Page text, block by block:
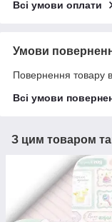
Всі умови оплати
Умови
Повернення товару
Всі умови
З цим товаром